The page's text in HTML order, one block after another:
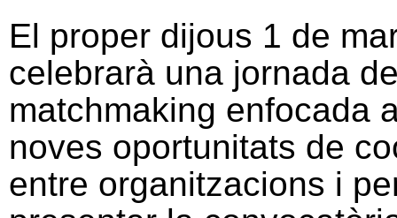
El proper dijous 1 de
celebrarà una jornada
matchmaking enfocada
noves oportunitats de
entre organitzacions i